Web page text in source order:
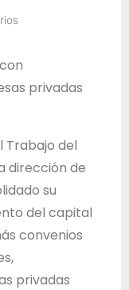
privadas
Trabajo del
dirección de
su
del capital
convenios
privadas